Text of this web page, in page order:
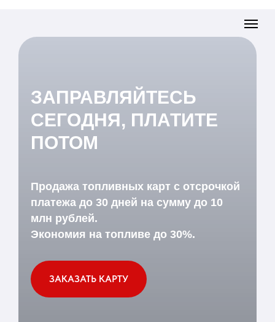
ЗАПРАВЛЯЙТЕСЬ
СЕГОДНЯ, ПЛАТИТЕ
ПОТОМ
Продажа топливных карт с отсрочкой
платежа до 30 дней на сумму до 10
млн рублей.
Экономия на топливе до 30%.
ЗАКАЗАТЬ КАРТУ